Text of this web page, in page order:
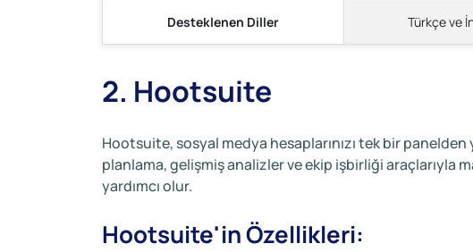
Desteklenen Diller Türkçe ve
2. Hootsuite
Hootsuite, sosyal medya hesaplarınızı tek bir
planlama, gelişmiş analizler ve ekip işbirliği
yardımcı olur.
Hootsuite'in Özellikleri: